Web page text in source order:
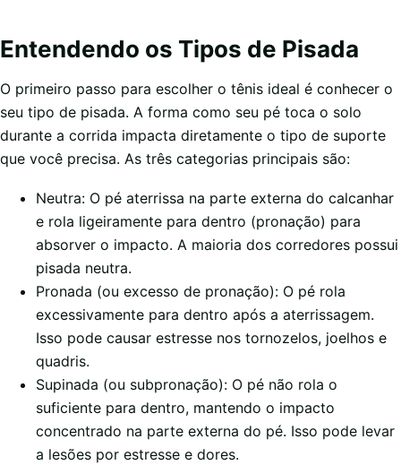
Entendendo os Tipos de Pisada
O primeiro passo para escolher o tênis ideal é conhecer o
seu tipo de pisada. A forma como seu pé toca o solo
durante a corrida impacta diretamente o tipo de suporte
que você precisa. As três categorias principais são:
Neutra: O pé aterrissa na parte externa do calcanhar
e rola ligeiramente para dentro (pronação) para
absorver o impacto. A maioria dos corredores possui
pisada neutra.
Pronada (ou excesso de pronação): O pé rola
excessivamente para dentro após a aterrissagem.
Isso pode causar estresse nos tornozelos, joelhos e
quadris.
Supinada (ou subpronação): O pé não rola o
suficiente para dentro, mantendo o impacto
concentrado na parte externa do pé. Isso pode levar
a lesões por estresse e dores.